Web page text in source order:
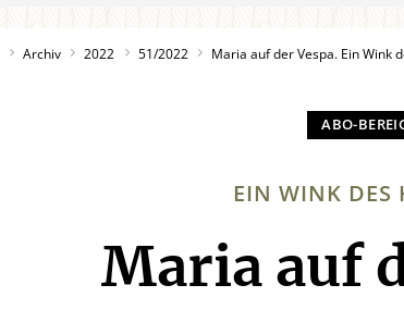
Archiv 2022 51/2022 Maria auf der Vespa. Ein Wink
EIN WINK DES
:
Maria auf